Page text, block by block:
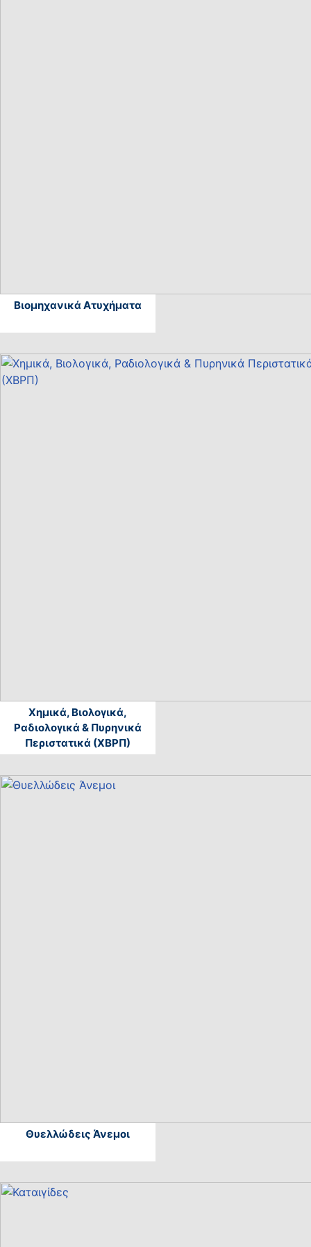
Βιομηχανικά Ατυχήματα
Χημικά, Βιολογικά,
Ραδιολογικά & Πυρηνικά
Περιστατικά (ΧΒΡΠ)
Θυελλώδεις Άνεμοι